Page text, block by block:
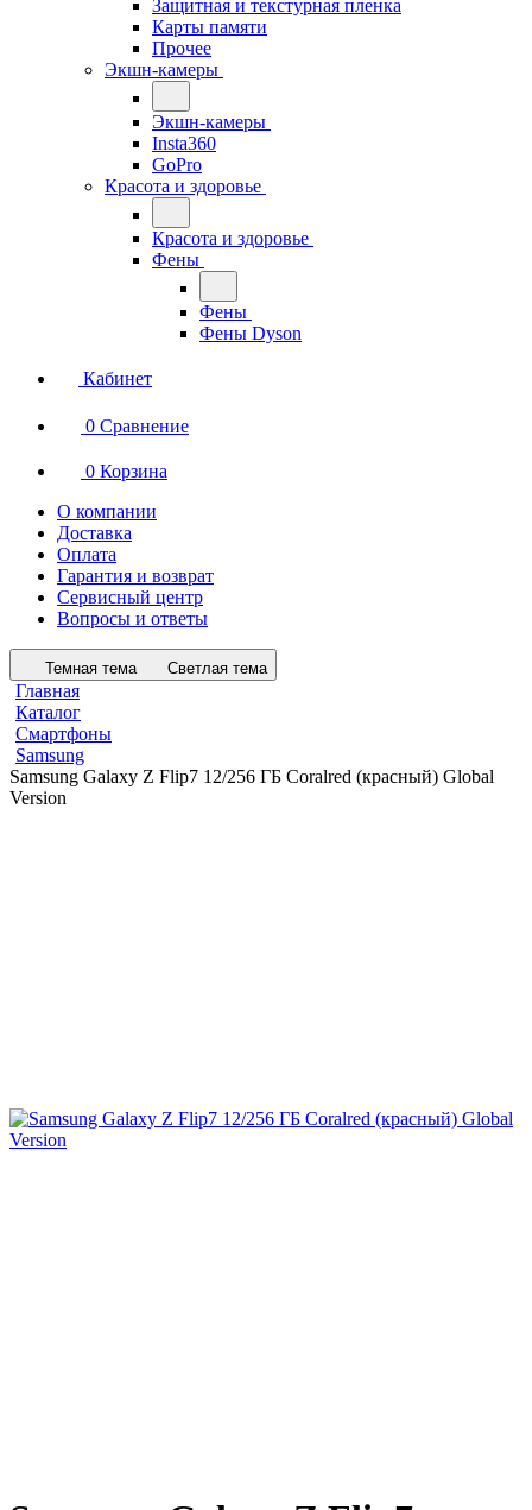
Защитная и текстурная пленка
Карты памяти
Прочее
Экшн-камеры
Экшн-камеры
Insta360
GoPro
Красота и здоровье
Красота и здоровье
Фены
Фены
Фены Dyson
Кабинет
0 Сравнение
0 Корзина
О компании
Доставка
Оплата
Гарантия и возврат
Сервисный центр
Вопросы и ответы
Темная тема Светлая тема
Главная
Каталог
Смартфоны
Samsung
Samsung Galaxy Z Flip7 12/256 ГБ Coralred (красный) Global
Version